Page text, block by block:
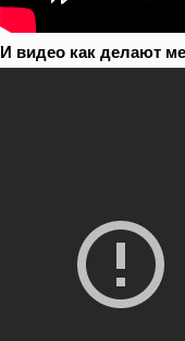
И видео как делают